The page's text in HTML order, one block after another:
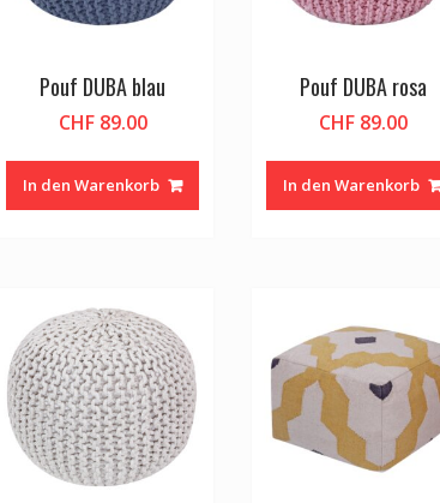
Pouf DUBA blau
CHF89.00
In den Warenkorb
Pouf DUBA rosa
CHF89.00
In den Warenkorb